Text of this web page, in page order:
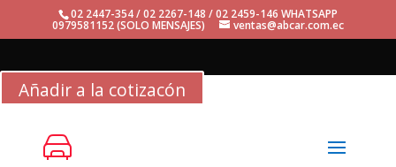
02 2447-354 / 02 2267-148 / 02 2459-146 WHATSAPP
0979581152 (SOLO MENSAJES) ventas@abcar.com.ec
Añadir a la cotizacón